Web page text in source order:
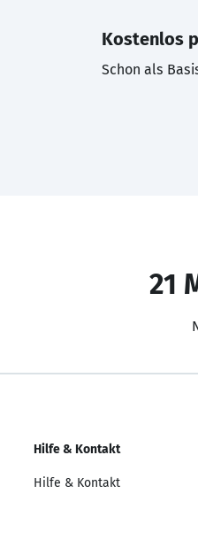
Kostenlos
Schon als
21
Hilfe & Kontakt
Hilfe & Kontakt